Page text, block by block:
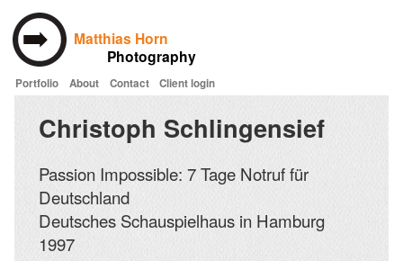
Skip to main content
Matthias Horn
Photography
Portfolio About Contact Client login
Christoph Schlingensief
Passion Impossible: 7 Tage Notruf für
Deutschland
Deutsches Schauspielhaus in Hamburg
1997